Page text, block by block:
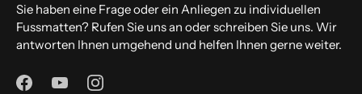
Sie haben eine Frage oder ein Anliegen zu individuellen
Fussmatten? Rufen Sie uns an oder schreiben Sie uns. Wir
antworten Ihnen umgehend und helfen Ihnen gerne weiter.